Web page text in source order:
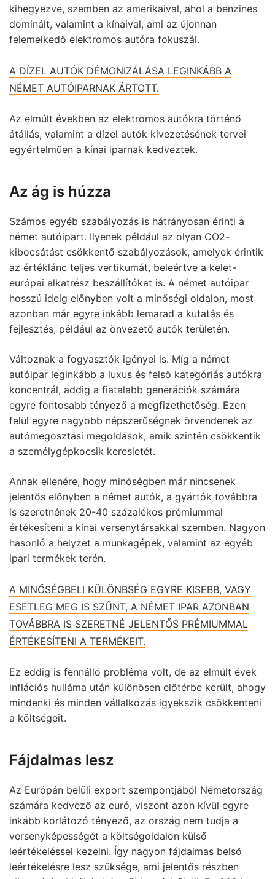
kihegyezve, szemben az amerikaival, ahol a benzines
dominált, valamint a kínaival, ami az újonnan
felemelkedő elektromos autóra fokuszál.
A DÍZEL AUTÓK DÉMONIZÁLÁSA LEGINKÁBB A
NÉMET AUTÓIPARNAK ÁRTOTT.
Az elmúlt években az elektromos autókra történő
átállás, valamint a dízel autók kivezetésének tervei
egyértelműen a kínai iparnak kedveztek.
Az ág is húzza
Számos egyéb szabályozás is hátrányosan érinti a
német autóipart. Ilyenek például az olyan CO2-
kibocsátást csökkentő szabályozások, amelyek érintik
az értéklánc teljes vertikumát, beleértve a kelet-
európai alkatrész beszállítókat is. A német autóipar
hosszú ideig előnyben volt a minőségi oldalon, most
azonban már egyre inkább lemarad a kutatás és
fejlesztés, például az önvezető autók területén.
Változnak a fogyasztók igényei is. Míg a német
autóipar leginkább a luxus és felső kategóriás autókra
koncentrál, addig a fiatalabb generációk számára
egyre fontosabb tényező a megfizethetőség. Ezen
felül egyre nagyobb népszerűségnek örvendenek az
autómegosztási megoldások, amik szintén csökkentik
a személygépkocsik keresletét.
Annak ellenére, hogy minőségben már nincsenek
jelentős előnyben a német autók, a gyártók továbbra
is szeretnének 20-40 százalékos prémiummal
értékesíteni a kínai versenytársakkal szemben. Nagyon
hasonló a helyzet a munkagépek, valamint az egyéb
ipari termékek terén.
A MINŐSÉGBELI KÜLÖNBSÉG EGYRE KISEBB, VAGY
ESETLEG MEG IS SZŰNT, A NÉMET IPAR AZONBAN
TOVÁBBRA IS SZERETNÉ JELENTŐS PRÉMIUMMAL
ÉRTÉKESÍTENI A TERMÉKEIT.
Ez eddig is fennálló probléma volt, de az elmúlt évek
inflációs hulláma után különösen előtérbe került, ahogy
mindenki és minden vállalkozás igyekszik csökkenteni
a költségeit.
Fájdalmas lesz
Az Európán belüli export szempontjából Németország
számára kedvező az euró, viszont azon kívül egyre
inkább korlátozó tényező, az ország nem tudja a
versenyképességét a költségoldalon külső
leértékeléssel kezelni. Így nagyon fájdalmas belső
leértékelésre lesz szüksége, ami jelentős részben